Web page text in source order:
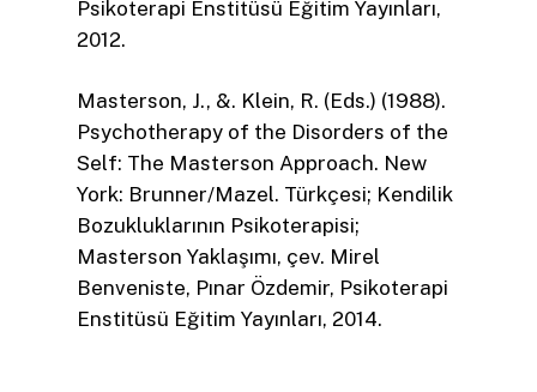
Psikoterapi Enstitüsü Eğitim Yayınları,
2012.
Masterson, J., &. Klein, R. (Eds.) (1988).
Psychotherapy of the Disorders of the
Self: The Masterson Approach. New
York: Brunner/Mazel. Türkçesi; Kendilik
Bozukluklarının Psikoterapisi;
Masterson Yaklaşımı, çev. Mirel
Benveniste, Pınar Özdemir, Psikoterapi
Enstitüsü Eğitim Yayınları, 2014.